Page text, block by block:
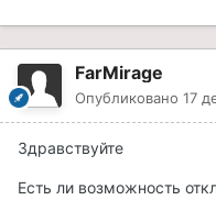
FarMirage
Опубликовано 17
Здравствуйте
Есть ли возможность